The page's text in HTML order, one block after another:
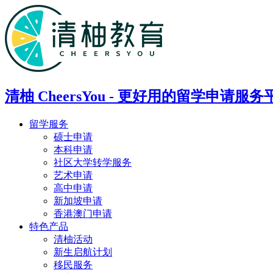
清柚 CheersYou - 更好用的留学申请服务
留学服务
硕士申请
本科申请
社区大学转学服务
艺术申请
高中申请
新加坡申请
香港澳门申请
特色产品
清柚活动
新生启航计划
移民服务